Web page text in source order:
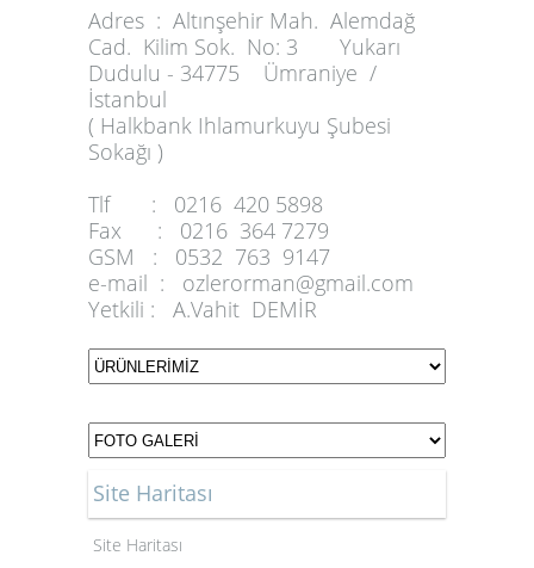
Adres : Altınşehir Mah. Alemdağ
Cad. Kilim Sok. No: 3 Yukarı
Dudulu - 34775 Ümraniye /
İstanbul
( Halkbank Ihlamurkuyu Şubesi
Sokağı )
Tlf :
0216 420 5898
Fax :
0216 364 7279
GSM :
0532 763 9147
e-mail :
ozlerorman@gmail.com
Yetkili :
A.Vahit DEMİR
Site Haritası
Site Haritası